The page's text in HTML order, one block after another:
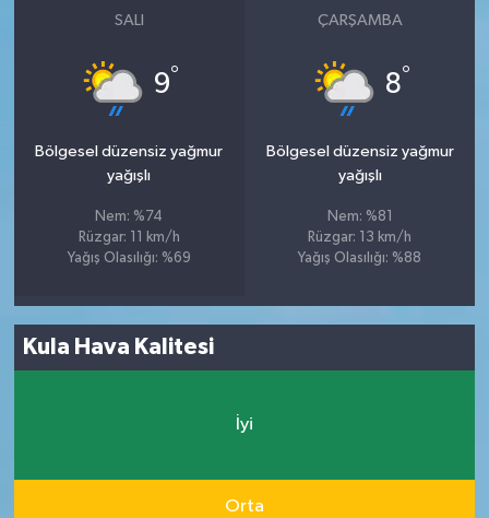
SALI
9°
Bölgesel düzensiz yağmur
yağışlı
Nem: %74
Rüzgar: 11 km/h
Yağış Olasılığı: %69
ÇARŞAMBA
8°
Bölgesel düzensiz yağmur
yağışlı
Nem: %81
Rüzgar: 13 km/h
Yağış Olasılığı: %88
Kula Hava Kalitesi
İyi
Orta